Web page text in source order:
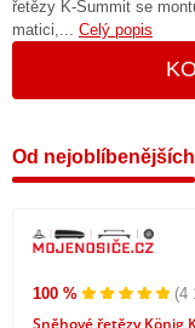
řetězy K-Summit se
matici,... Celý popis
Od nejoblíbenějších
100 % (4
Sněhové řetězy König